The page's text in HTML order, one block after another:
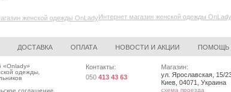
Интернет магазин женской одежды OnLady
ДОСТАВКА ОПЛАТА НОВОСТИ И АКЦИИ ПОМОЩЬ
«Onlady»
одежды,
соглашение
Контакты:
050 413 43 63
Магазин:
ул. Ярославская, 15/
Киев 04071 Украина
схема проезда